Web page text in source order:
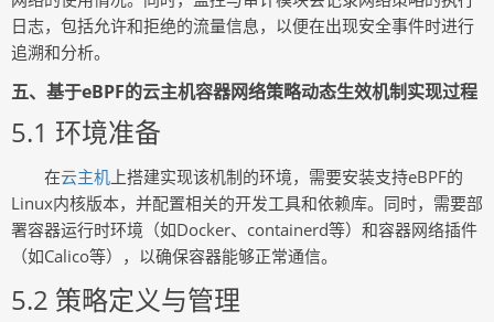
日志，包括允许和拒绝的流量信息，以便在出现安全事件时进行
追溯和分析。
五、基于eBPF的云主机容器网络策略动态生效机制实现过程
5.1 环境准备
在云主机 上搭建实现该机制的环境，需要安装支持eBPF的
Linux内核版本，并配置相关的开发工具和依赖库。同时，需要部
署容器运行时环境（如Docker、containerd等）和容器网络插件
（如Calico等），以确保容器能够正常通信。
5.2 策略定义与管理